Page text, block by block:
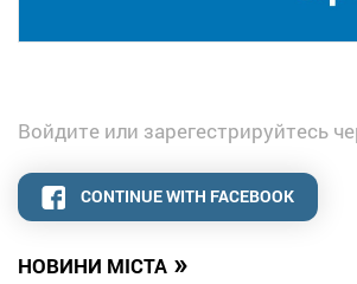
НОВИНИ МІСТА »
Войдите или зарегестрируйтесь
CONTINUE WITH FACEBOOK